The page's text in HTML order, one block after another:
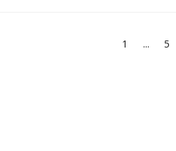
1 ... 5